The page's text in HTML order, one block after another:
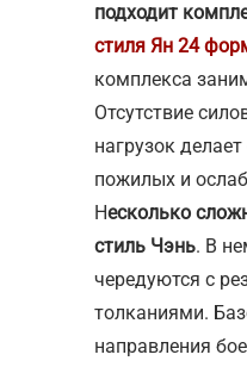
подходит
стиля Ян 24
комплекса
Отсутствие
нагрузок
пожилых и
Несколько
стиль Чэнь. В
чередуются с
толканиями.
направления